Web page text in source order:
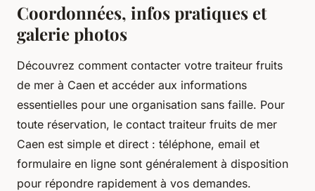
Coordonnées, infos pratiques et
galerie photos
Découvrez comment contacter votre traiteur fruits
de mer à Caen et accéder aux informations
essentielles pour une organisation sans faille. Pour
toute réservation, le contact traiteur fruits de mer
Caen est simple et direct : téléphone, email et
formulaire en ligne sont généralement à disposition
pour répondre rapidement à vos demandes.